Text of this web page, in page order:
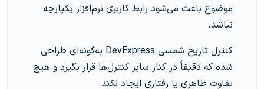
موضوع باعث می‌شود رابط کاربری نرم‌افزار یکپارچه
نباشد.
کنترل تاریخ شمسی DevExpress به‌گونه‌ای طراحی
شده که دقیقاً در کنار سایر کنترل‌ها قرار بگیرد و هیچ
تفاوت ظاهری یا رفتاری ایجاد نکند.